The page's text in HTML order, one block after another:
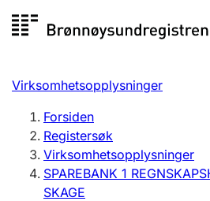
til
Registersøk
Aksjeselskap
Enkeltpersonforetak
Registrere, endre, slette
Virksomhetsopplysninger
Forsiden
Registersøk
Virksomhetsopplysninger
SPAREBANK 1
SKAGE